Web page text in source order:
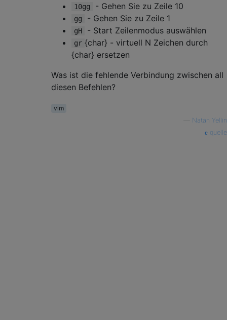
10gg - Gehen Sie zu Zeile 10
gg - Gehen Sie zu Zeile 1
gH - Start Zeilenmodus auswählen
gr {char} - virtuell N Zeichen durch
{char} ersetzen
Was ist die fehlende Verbindung zwischen all
diesen Befehlen?
vim
Natan Yellin
quelle